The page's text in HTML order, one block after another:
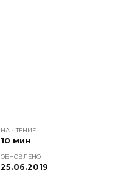
НА ЧТЕНИЕ
10 мин
ОБНОВЛЕНО
25.06.2019